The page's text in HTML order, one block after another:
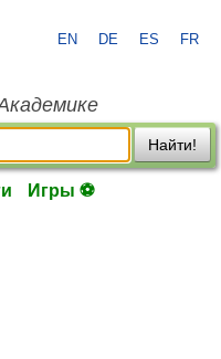
EN DE ES FR
Найти!
Игры ⚽